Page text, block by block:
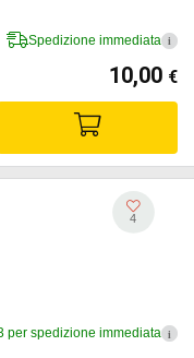
Spedizione immediata i
10,00 €
4
per spedizione immediata i